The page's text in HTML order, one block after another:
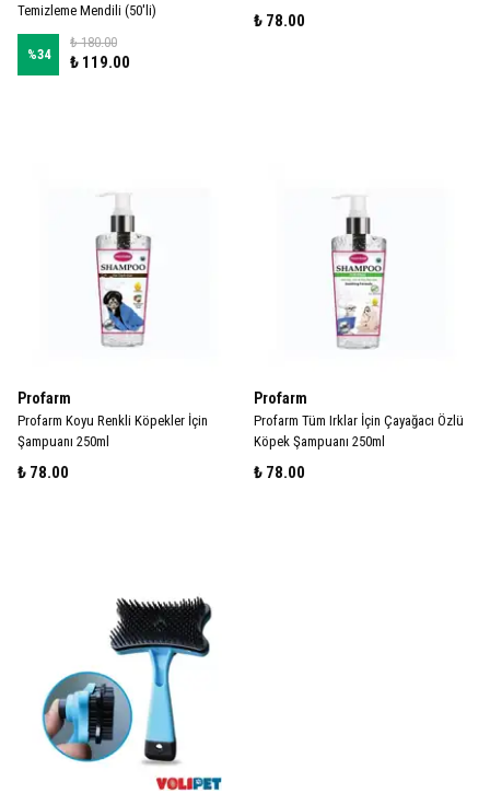
Temizleme Mendili (50'li)
%34
₺ 180.00
₺ 119.00
₺ 78.00
Profarm
Profarm Koyu Renkli Köpekler İçin
Şampuanı 250ml
₺ 78.00
Profarm
Profarm Tüm Irklar İçin Çayağacı Özlü
Köpek Şampuanı 250ml
₺ 78.00